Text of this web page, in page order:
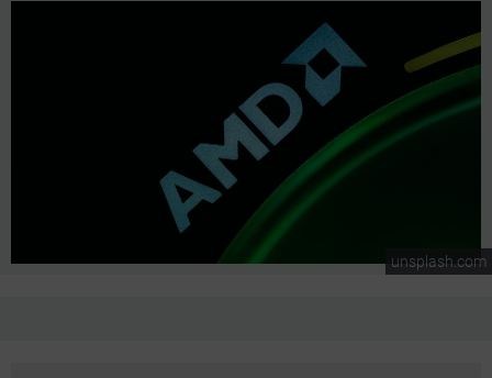
unsplash.com